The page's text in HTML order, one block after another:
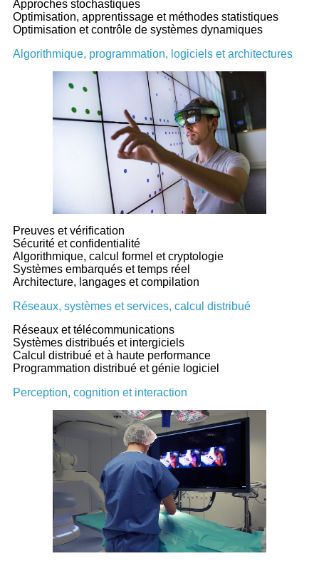
Approches stochastiques
Optimisation, apprentissage et méthodes statistiques
Optimisation et contrôle de systèmes dynamiques
Algorithmique, programmation, logiciels et architectures
Preuves et vérification
Sécurité et confidentialité
Algorithmique, calcul formel et cryptologie
Systèmes embarqués et temps réel
Architecture, langages et compilation
Réseaux, systèmes et services, calcul distribué
Réseaux et télécommunications
Systèmes distribués et intergiciels
Calcul distribué et à haute performance
Programmation distribué et génie logiciel
Perception, cognition et interaction